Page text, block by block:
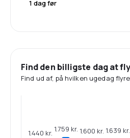
1 dag før
Find den billigste dag at
Find ud af, på hvilken ugedag
1.440 kr. 1.759 kr. 1.600 kr. 1.639 kr.